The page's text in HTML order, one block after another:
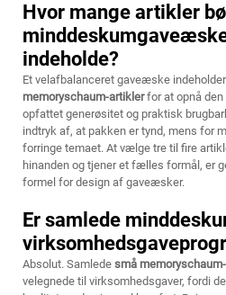
Hvor mange artikler
indeholde?
Et velafbalanceret gaveæske
memoryschaum-artiklerfor at opnå
opfattet generøsitet og praktisk
indtryk af, at pakken er tynd, mens for
forringe temaet. At vælge tre til fire
hinanden og tjener et fælles formål, er
formel for design af gaveæsker.
Er samlede
Absolut. Samlede små
velegnede til virksomhedsgaver, fordi